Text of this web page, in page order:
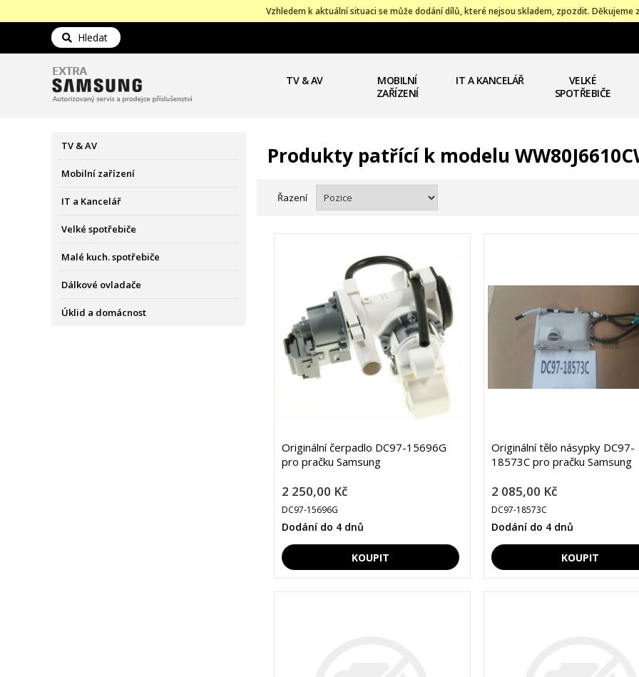
Vzhledem k aktuální situaci se může dodání dílů, které nejsou skladem, zpozdit. Děkujeme
Hledat
TV & AV
MOBILNÍ
ZAŘÍZENÍ
IT A KANCELÁŘ
VELKÉ
SPOTŘEBIČE
TV & AV
Mobilní zařízení
IT a Kancelář
Velké spotřebiče
Malé kuch. spotřebiče
Dálkové ovladače
Úklid a domácnost
Produkty patřící k modelu
Řazení
Originální čerpadlo DC97-15696G
pro pračku Samsung
2 250,00 Kč
DC97-15696G
Dodání do 4 dnů
Originální tělo násypky DC97-
18573C pro pračku Samsung
2 085,00 Kč
DC97-18573C
Dodání do 4 dnů